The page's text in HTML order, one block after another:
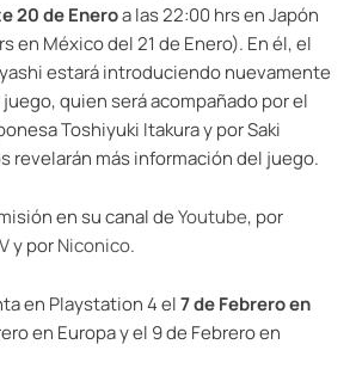
20 de Eneroa las 22:00 hrs en Japón
en México del 21 de Enero). En él, el
estará introduciendo nuevamente
quien será acompañado por el
Toshiyuki Itakura y por Saki
revelarán más información del juego.
en su canal deYoutube, por
y porNiconico.
en Playstation 4 el7 de Febrero en
en Europa y el 9 de Febrero en